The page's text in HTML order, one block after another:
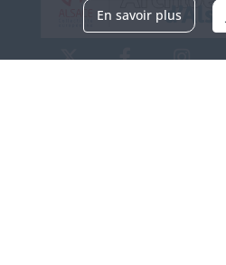
En savoir plus